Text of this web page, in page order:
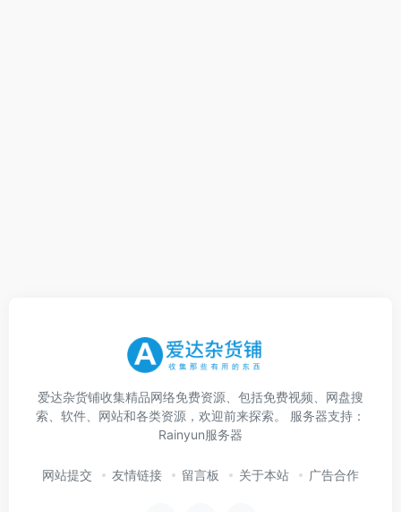
爱达杂货铺收集精品网络免费资源、包括免费视频、网盘搜
索、软件、网站和各类资源，欢迎前来探索。 服务器支持：
Rainyun服务器
网站提交 友情链接 留言板 关于本站 广告合作